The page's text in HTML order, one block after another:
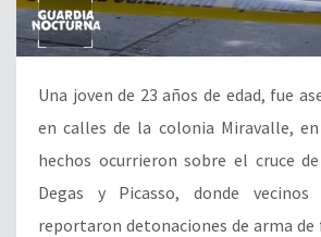
Una joven de 23 años de edad, fue
en calles de la colonia Miravalle, en
hechos ocurrieron sobre el cruce
Degas y Picasso, donde
reportaron detonaciones de arma de